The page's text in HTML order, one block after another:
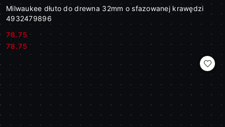
Milwaukee dłuto do drewna 32mm o sfazowanej krawędzi
4932479896
Cena:
78.75
Cena:
78.75